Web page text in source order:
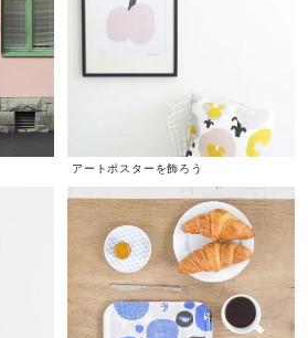
アートポスターを飾ろう